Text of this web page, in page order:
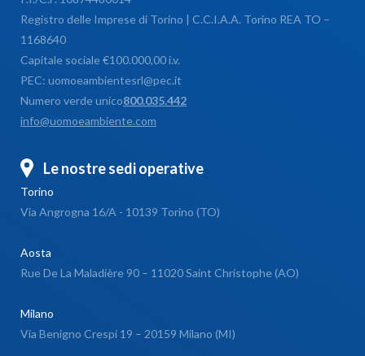
Registro delle Imprese di Torino | C.C.I.A.A. Torino REA TO –
1168640
Capitale sociale €100.000,00 i.v.
PEC: uomoeambientesrl@pec.it
Numero verde unico800.035.442
info@uomoeambiente.com
Le nostre sedi operative
Torino
Via Angrogna 16/A - 10139 Torino (TO)
Aosta
Rue De La Maladière 90 – 11020 Saint Christophe (AO)
Milano
Via Benigno Crespi 19 – 20159 Milano (MI)